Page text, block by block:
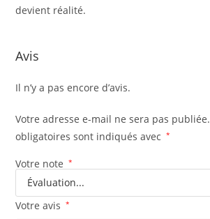
devient réalité.
Avis
Il n’y a pas encore d’avis.
Votre adresse e-mail ne sera pas publiée.
obligatoires sont indiqués avec
*
Votre note *
Votre avis *